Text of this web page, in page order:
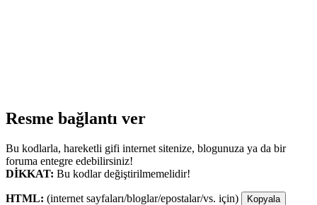
Resme bağlantı ver
Bu kodlarla, hareketli gifi internet sitenize, blogunuza ya da bir
foruma entegre edebilirsiniz!
DİKKAT: Bu kodlar değiştirilmemelidir!
HTML: (internet sayfaları/bloglar/epostalar/vs. için) Kopyala